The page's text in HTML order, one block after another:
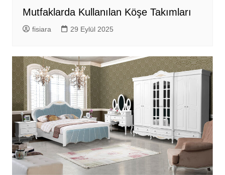
Mutfaklarda Kullanılan Köşe Takımları
fisiara 29 Eylül 2025